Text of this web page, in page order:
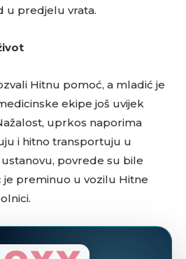
u predjelu vrata.
Hitnu pomoć, a mladić je
ekipe još uvijek
uprkos naporima
i hitno transportuju u
povrede su bile
je preminuo u vozilu Hitne